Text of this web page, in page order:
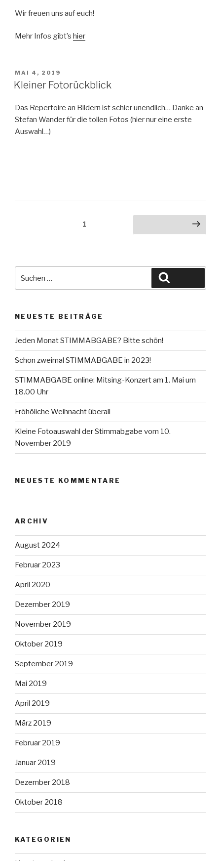
Wir freuen uns auf euch!
Mehr Infos gibt’s hier
VERÖFFENTLICHT
AM
MAI 4, 2019
Kleiner Fotorückblick
Das Repertoire an Bildern ist schier unendlich… Danke an
Stefan Wander für die tollen Fotos (hier nur eine erste
Auswahl…)
Seitennummerierung
1 Nächste Seite
nach:
NEUESTE BEITRÄGE
Jeden Monat STIMMABGABE? Bitte schön!
Schon zweimal STIMMABGABE in 2023!
STIMMABGABE online: Mitsing-Konzert am 1. Mai um
18.00 Uhr
Fröhöliche Weihnacht überall
Kleine Fotoauswahl der Stimmabgabe vom 10.
November 2019
NEUESTE KOMMENTARE
ARCHIV
August 2024
Februar 2023
April 2020
Dezember 2019
November 2019
Oktober 2019
September 2019
Mai 2019
April 2019
März 2019
Februar 2019
Januar 2019
Dezember 2018
Oktober 2018
KATEGORIEN